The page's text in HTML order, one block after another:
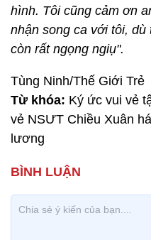
hình. Tôi cũng cảm ơn
nhận song ca với tôi,
còn rất ngọng ngiụ".
Tùng Ninh/Thế Giới Trẻ
Từ khóa: Ký ức vui vẻ
vẻ NSƯT Chiều Xuân
lương